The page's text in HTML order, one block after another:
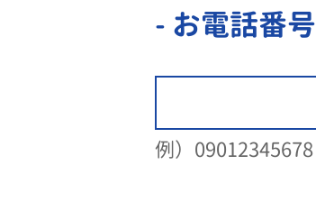
- お電話番号
例）09012345678